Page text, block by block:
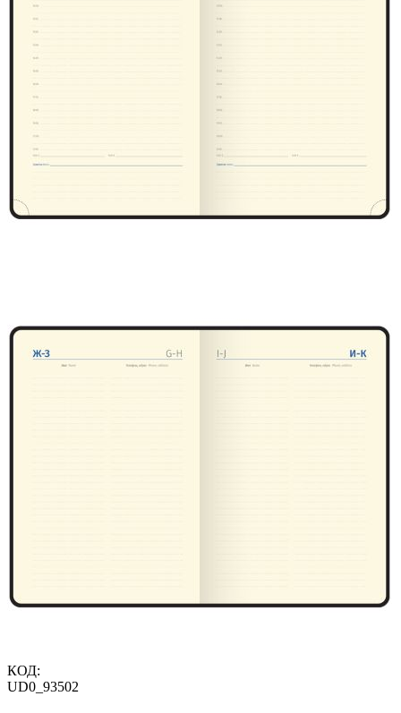
КОД:
UD0_93502